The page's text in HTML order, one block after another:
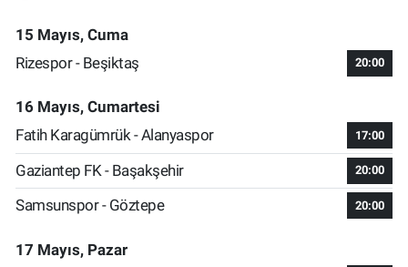
15 Mayıs, Cuma
Rizespor - Beşiktaş
20:00
16 Mayıs, Cumartesi
Fatih Karagümrük - Alanyaspor
17:00
Gaziantep FK - Başakşehir 20:00
Samsunspor - Göztepe 20:00
17 Mayıs, Pazar